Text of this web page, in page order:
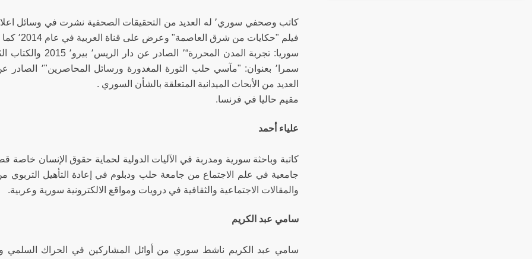
سوريا: تجربة المدن
العديد من الأبحاث الميدانية المتعلقة بالشأن السوري .
مقيم حاليا في فرنسا.
علياء أحمد
كاتبة وباحثة سورية ومدربة في الآليات الدولية لحماية حقوق الإنسان خاصة
جامعية في علم الاجتماع من جامعة حلب ودبلوم في إعادة التأهيل
والمقالات الاجتماعية والثقافية في درويات ومواقع الالكترونية سورية وعربية.
سامي عبد الكريم
سامي عبد الكريم ناشط سوري من أوائل المشاركين في الحراك السلمي